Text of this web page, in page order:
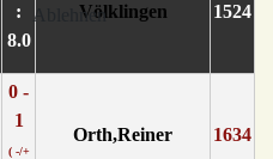
:
8.0
Völklingen 1524
0 -
1
( -/+
Orth,Reiner 1634
Ablehnen